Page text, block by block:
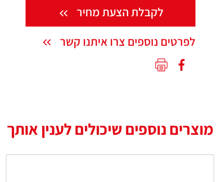
לקבלת הצעת מחיר
לפרטים נוספים צרו איתנו קשר
מוצרים נוספים שיכולים לענין אותך